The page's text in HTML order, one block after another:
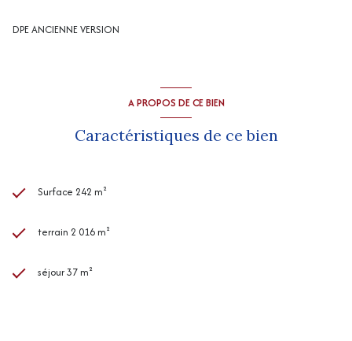
DPE ANCIENNE VERSION
A PROPOS DE CE BIEN
Caractéristiques de ce bien
Surface 242 m²
terrain 2 016 m²
séjour 37 m²